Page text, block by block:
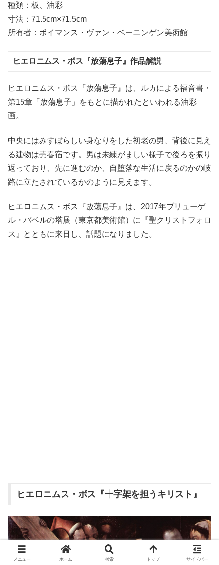
種類：板、油彩
寸法：71.5cm×71.5cm
所有者：ボイマンス・ヴァン・ベーニンゲン美術館
ヒエロニムス・ボス『放蕩息子』作品解説
ヒエロニムス・ボス『放蕩息子』は、ルカによる福音書・
第15章「放蕩息子」をもとに描かれたといわれる油彩
画。
中央にはみすぼらしい身なりをした初老の男、背後に見え
る建物は売春宿です。男は未練がましい様子で後ろを振り
返っており、先に進むのか、自堕落な生活に戻るのかの岐
路に立たされているかのように見えます。
ヒエロニムス・ボス『放蕩息子』は、2017年ブリューゲ
ル・バベルの塔展（東京都美術館）に『聖クリストフォロ
ス』とともに来日し、話題になりました。
ヒエロニムス・ボス『十字架を担うキリスト』
メニュー ホーム 検索 トップ サイドバー